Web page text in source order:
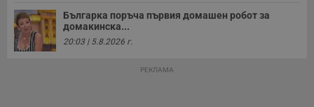
Българка поръча първия домашен робот за
домакинска...
20:03 | 5.8.2026 г.
РЕКЛАМА